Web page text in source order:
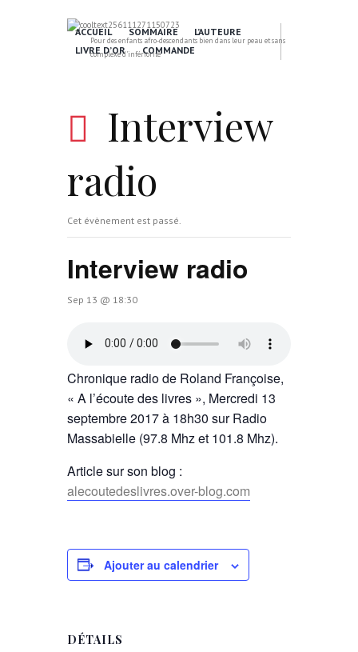
Pour des enfants afro-descendants bien dans leur peau et sans
complexe d'infériorité
ACCUEIL SOMMAIRE
L’AUTEURE
LIVRE D’OR
COMMANDE
Interview
radio
Cet évènement est passé.
Interview radio
Sep 13 @ 18:30
Chronique radio de Roland Françoise,
« A l’écoute des livres », Mercredi 13
septembre 2017 à 18h30 sur Radio
Massabielle (97.8 Mhz et 101.8 Mhz).
Article sur son blog :
alecoutedeslivres.over-blog.com
Ajouter au calendrier
DÉTAILS